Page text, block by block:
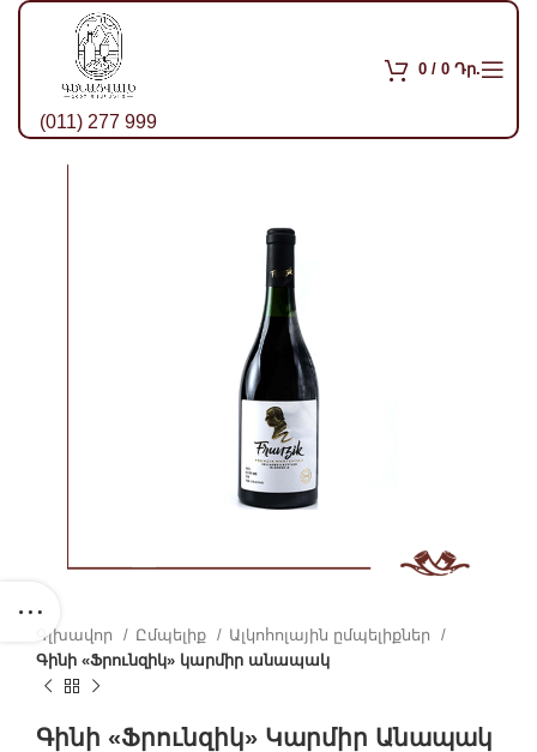
(011) 277 999
0 / 0 Դր.
Գլխավոր Ըմպելիք
Ալկոհոլային ըմպելիքներ
Գինի «Ֆրունզիկ» կարմիր անապակ
Գինի «Ֆրունզիկ» Կարմիր Անապակ